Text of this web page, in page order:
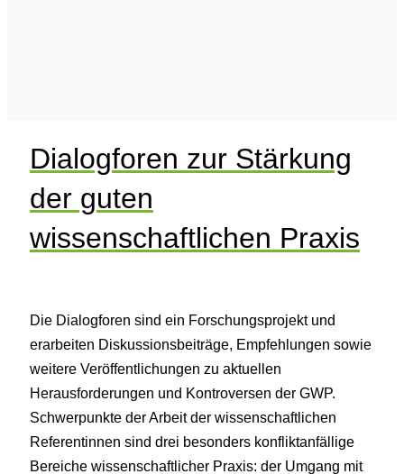
Dialogforen zur Stärkung
der guten
wissenschaftlichen Praxis
Die Dialogforen sind ein Forschungsprojekt und
erarbeiten Diskussionsbeiträge, Empfehlungen sowie
weitere Veröffentlichungen zu aktuellen
Herausforderungen und Kontroversen der GWP.
Schwerpunkte der Arbeit der wissenschaftlichen
Referentinnen sind drei besonders konfliktanfällige
Bereiche wissenschaftlicher Praxis: der Umgang mit